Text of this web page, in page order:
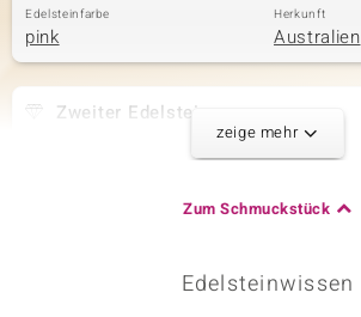
Edelsteinfarbe
pink
Herkunft
Australien
Zweiter Edelstein
SI1 Argyle-Rose de France-
4 à 1,5 mm
Schliff
Herkunft
Australien
zeige mehr
Zum Schmuckstück
Edelsteinwissen